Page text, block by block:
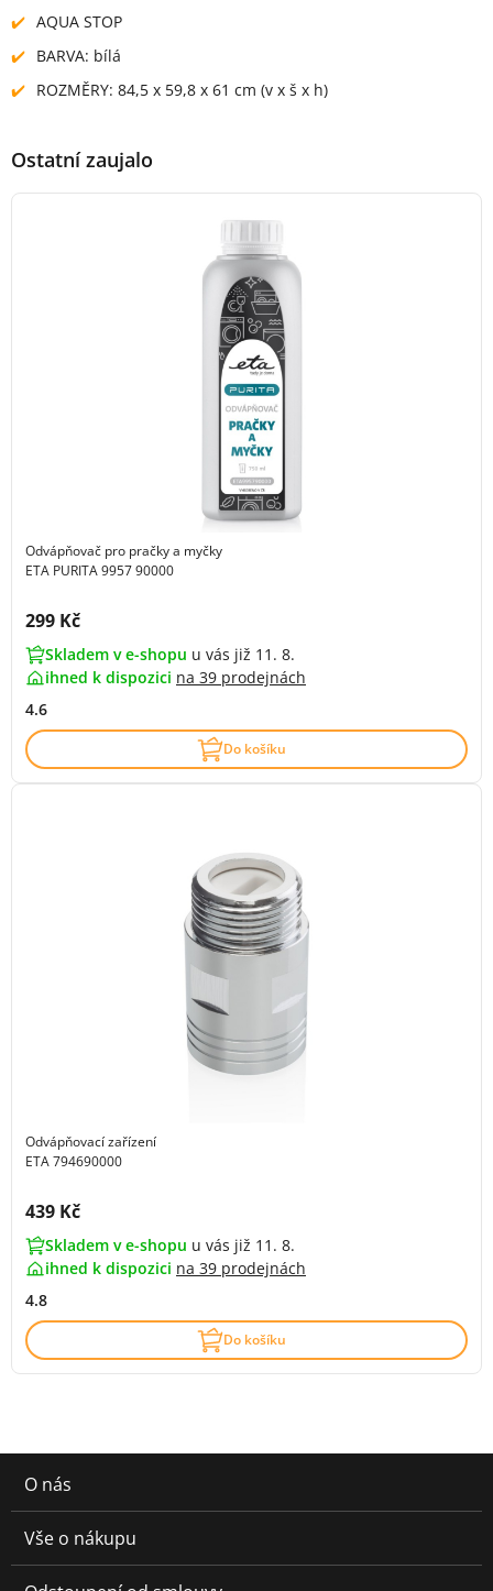
AQUA STOP
BARVA: bílá
ROZMĚRY: 84,5 x 59,8 x 61 cm (v x š x h)
Ostatní zaujalo
Odvápňovač pro pračky a myčky
ETA PURITA 9957 90000
Cena s DPH:
299 Kč
Skladem v e-shopu u vás již 11. 8.
ihned k dispozici na 39 prodejnách
4.6
Do košíku
Odvápňovací zařízení
ETA 794690000
Cena s DPH:
439 Kč
Skladem v e-shopu u vás již 11. 8.
ihned k dispozici na 39 prodejnách
4.8
Do košíku
O nás
Vše o nákupu